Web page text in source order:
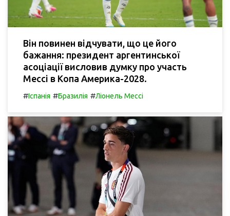
Він повинен відчувати, що це його
бажання: президент аргентинської
асоціації висловив думку про участь
Мессі в Копа Америка-2028.
#Іспанія #Бразилія #Ліонель Мессі